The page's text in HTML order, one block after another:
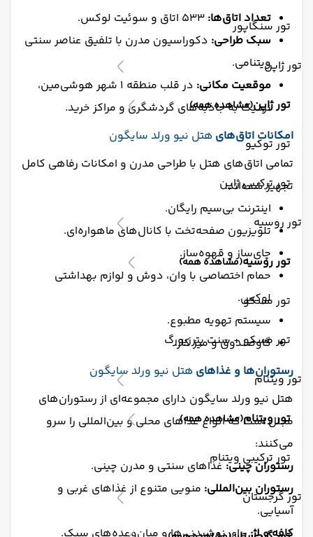
تور سنگاپور
تور ژاپن
تور ژاپن(مشاهده همه)
تور توکیو
تور ترکیبی ژاپن
تور روسیه
تور روسیه(مشاهده همه)
تور مسکو
تور مسکو + سنت پترزبورگ
تور ویتنام
تور ویتنام(مشاهده همه)
تور ترکیبی ویتنام
تور گرجستان
تعداد اتاق‌ها:
سبک طراحی: دکوراسیون مدرن با تلفیق عناصر سنتی
ویتنامی.
موقعیت مکانی:
در قلب منطقه 1 شهر هوشی‌مین،
نزدیک به جاذبه‌های گردشگری و مراکز خرید.
امکانات اتاق‌های هتل نیو ورلد سایگون
تمامی اتاق‌های هتل با طراحی مدرن و امکانات رفاهی کامل
تجهیز شده‌اند:
اینترنت بی‌سیم رایگان.
تلویزیون صفحه‌تخت با کانال‌های ماهواره‌ای.
چای‌ساز و قهوه‌ساز.
حمام اختصاصی با وان، دوش و لوازم بهداشتی
لوکس.
سیستم تهویه مطبوع.
گاوصندوق و میز کار.
رستوران‌ها و غذاهای هتل نیو ورلد سایگون
هتل نیو ورلد سایگون دارای مجموعه‌ای از رستوران‌های
مجلل است که انواع غذاهای محلی و بین‌المللی را سرو
می‌کنند:
رستوران چینی:غذاهای سنتی و مدرن چینی.
رستوران بین‌المللی: منویی متنوع از غذاهای غربی و
آسیایی.